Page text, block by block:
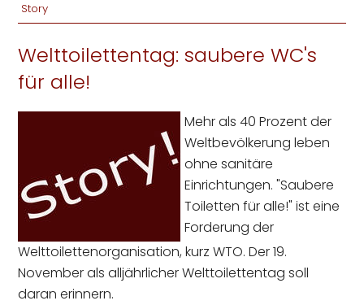
Story
Welttoilettentag: saubere WC's
für alle!
Mehr als 40 Prozent der
Weltbevölkerung leben
ohne sanitäre
Einrichtungen. "Saubere
Toiletten für alle!" ist eine
Forderung der
Welttoilettenorganisation, kurz WTO. Der 19.
November als alljährlicher Welttoilettentag soll
daran erinnern.